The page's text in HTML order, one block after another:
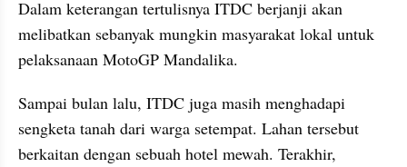
Dalam keterangan tertulisnya ITDC berjanji akan
melibatkan sebanyak mungkin masyarakat lokal untuk
pelaksanaan MotoGP Mandalika.
Sampai bulan lalu, ITDC juga masih menghadapi
sengketa tanah dari warga setempat. Lahan tersebut
berkaitan dengan sebuah hotel mewah. Terakhir,